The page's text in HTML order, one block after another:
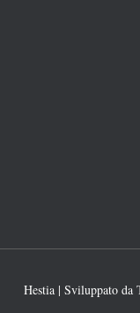
Hestia | Sviluppato da